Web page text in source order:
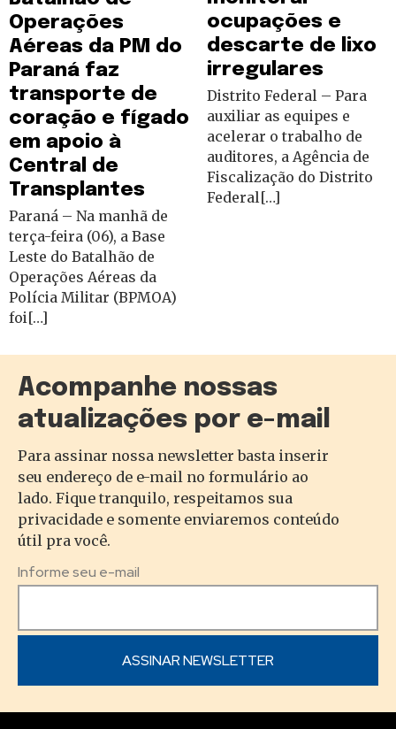
Operações
Aéreas da PM do
Paraná faz
transporte de
coração e fígado
em apoio à
Central de
Transplantes
Paraná – Na manhã de
terça-feira (06), a Base
Leste do Batalhão de
Operações Aéreas da
Polícia Militar (BPMOA)
foi[…]
ocupações e
descarte de lixo
irregulares
Distrito Federal – Para
auxiliar as equipes e
acelerar o trabalho de
auditores, a Agência de
Fiscalização do Distrito
Federal[…]
Acompanhe nossas
atualizações por e-mail
Para assinar nossa newsletter basta inserir
seu endereço de e-mail no formulário ao
lado. Fique tranquilo, respeitamos sua
privacidade e somente enviaremos conteúdo
útil pra você.
Informe seu e-mail